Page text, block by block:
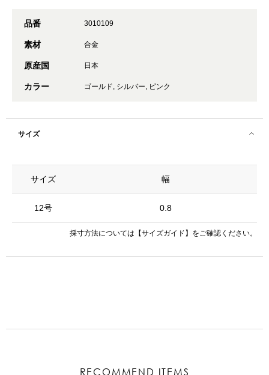
品番 3010109
素材 合金
原産国 日本
カラー ゴールド, シルバー, ピンク
サイズ
サイズ
12号
幅
0.8
採寸方法については 【サイズガイド】 をご確認ください。
RECOMMEND ITEMS